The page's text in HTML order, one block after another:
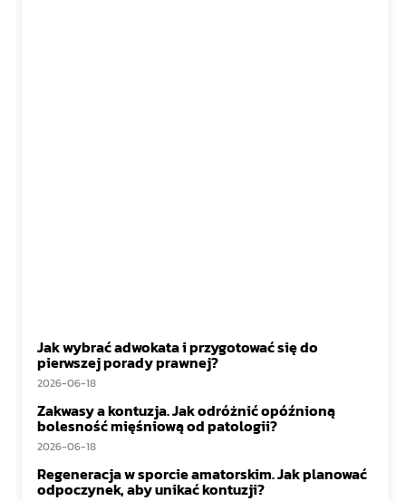
Jak wybrać adwokata i przygotować się do
pierwszej porady prawnej?
2026-06-18
Zakwasy a kontuzja. Jak odróżnić opóźnioną
bolesność mięśniową od patologii?
2026-06-18
Regeneracja w sporcie amatorskim. Jak planować
odpoczynek, aby unikać kontuzji?